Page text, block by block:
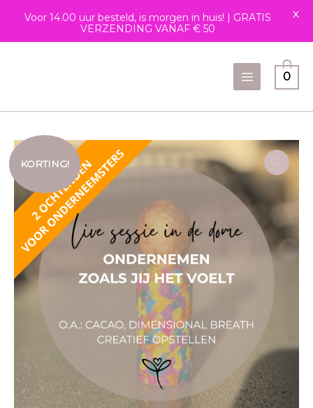
0
KORTING!
Oorspronkelijke
prijs
was:
€497.00.
Huidige
prijs
Ondernemen
zoals
jij
het
voelt
aantal
Voor 14.00 uur besteld, is morgen in huis! | GRATIS
VERZENDING VANAF € 50
X